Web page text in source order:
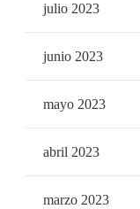
julio 2023
junio 2023
mayo 2023
abril 2023
marzo 2023